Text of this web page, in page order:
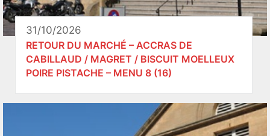
31/10/2026
RETOUR DU MARCHÉ – ACCRAS DE
CABILLAUD / MAGRET / BISCUIT MOELLEUX
POIRE PISTACHE – MENU 8 (16)